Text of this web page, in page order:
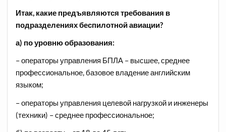
Итак, какие предъявляются требования в
подразделениях беспилотной авиации?
а) по уровню образования:
– операторы управления БПЛА – высшее, среднее
профессиональное, базовое владение английским
языком;
– операторы управления целевой нагрузкой и инженеры
(техники) – среднее профессиональное;